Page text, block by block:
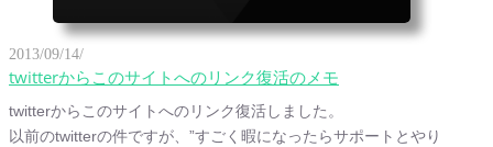
2013/09/14/
twitterからこのサイトへのリンク復活のメモ
twitterからこのサイトへのリンク復活しました。
以前のtwitterの件ですが、”すごく暇になったらサポートとやり